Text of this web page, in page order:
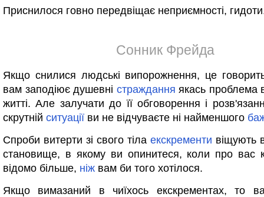
Приснилося говно передвіщає неприємності,
Сонник Фрейда
Якщо снилися людські випорожнення, це
вам заподіює душевні страждання якась проблема
житті. Але залучати до її обговорення і
скрутній ситуації ви не відчуваєте ні найменшого
Спроби витерти зі свого тіла екскременти віщують
становище, в якому ви опинитеся, коли про вас
відомо більше, ніж вам би того хотілося.
Якщо вимазаний в чиїхось екскрементах, то